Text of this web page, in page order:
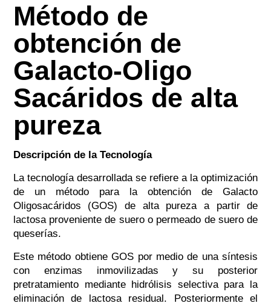
Método de
obtención de
Galacto-Oligo
Sacáridos de alta
pureza
Descripción de la Tecnología
La tecnología desarrollada se refiere a la optimización
de un método para la obtención de Galacto
Oligosacáridos (GOS) de alta pureza a partir de
lactosa proveniente de suero o permeado de suero de
queserías.
Este método obtiene GOS por medio de una síntesis
con enzimas inmovilizadas y su posterior
pretratamiento mediante hidrólisis selectiva para la
eliminación de lactosa residual. Posteriormente el